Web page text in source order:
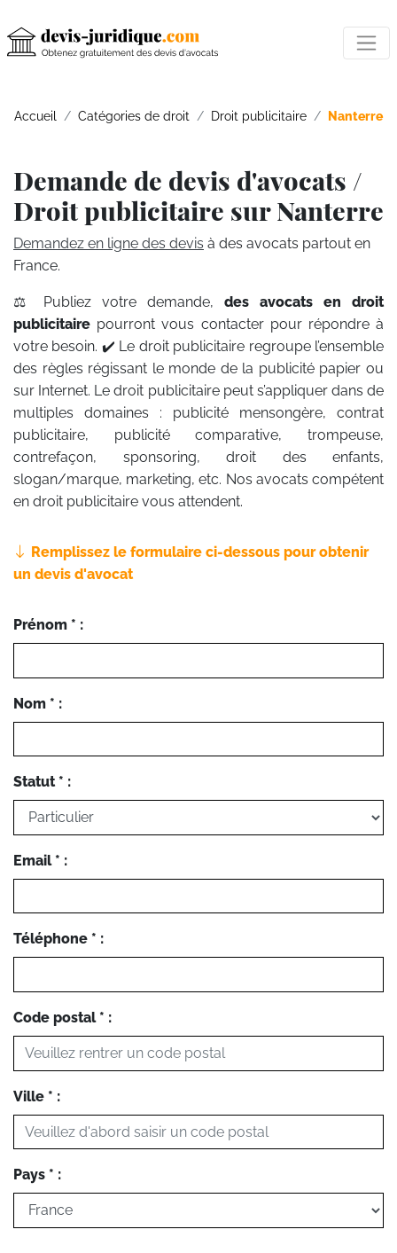
Accueil Catégories de droit Droit publicitaire Nanterre
Demande de devis d'avocats /
Droit publicitaire sur Nanterre
Demandez en ligne des devis à des avocats partout en
France.
⚖️ Publiez votre demande, des avocats en droit
publicitaire pourront vous contacter pour répondre à
votre besoin. ✔️ Le droit publicitaire regroupe l’ensemble
des règles régissant le monde de la publicité papier ou
sur Internet. Le droit publicitaire peut s’appliquer dans de
multiples domaines : publicité mensongère, contrat
publicitaire, publicité comparative, trompeuse,
contrefaçon, sponsoring, droit des enfants,
slogan/marque, marketing, etc. Nos avocats compétent
en droit publicitaire vous attendent.
Remplissez le formulaire ci-dessous pour obtenir
un devis d'avocat
Prénom * :
Nom * :
Statut * :
Email * :
Téléphone * :
Code postal * :
Ville * :
Pays * :